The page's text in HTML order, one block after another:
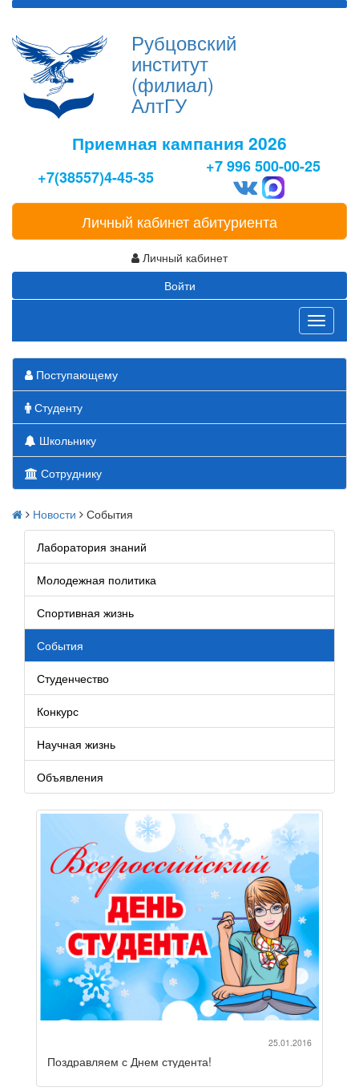
Рубцовский
институт
(филиал)
АлтГУ
Приемная кампания 2026
+7(38557)4-45-35
+7 996 500-00-25
Личный кабинет абитуриента
Личный кабинет
Войти
Toggle
Поступающему
Студенту
Школьнику
Сотруднику
Новости События
Лаборатория знаний
Молодежная политика
Спортивная жизнь
События
Студенчество
Конкурс
Научная жизнь
Объявления
25.01.2016
Поздравляем с Днем студента!